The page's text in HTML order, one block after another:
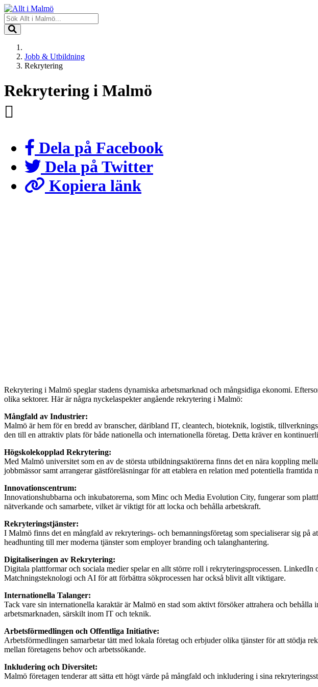
Jobb & Utbildning
Rekrytering
Rekrytering i Malmö
Dela på Facebook
Dela på Twitter
Kopiera länk
Rekrytering i Malmö speglar stadens dynamiska arbetsmarknad och mångsidiga ekonomi.
olika sektorer. Här är några nyckelaspekter angående rekrytering i Malmö:
Mångfald av Industrier:
Malmö är hem för en bredd av branscher, däribland IT, cleantech, bioteknik, logistik,
den till en attraktiv plats för både nationella och internationella företag. Detta kräver en
Högskolekopplad Rekrytering:
Med Malmö universitet som en av de största utbildningsaktörerna finns det en nära koppling
jobbmässor samt arrangerar gästföreläsningar för att etablera en relation med potentiella framtida
Innovationscentrum:
Innovationshubbarna och inkubatorerna, som Minc och Media Evolution City, fungerar som
nätverkande och samarbete, vilket är viktigt för att locka och behålla arbetskraft.
Rekryteringstjänster:
I Malmö finns det en mångfald av rekryterings- och bemanningsföretag som specialiserar sig
headhunting till mer moderna tjänster som employer branding och talanghantering.
Digitaliseringen av Rekrytering:
Digitala plattformar och sociala medier spelar en allt större roll i rekryteringsprocessen.
Matchningsteknologi och AI för att förbättra sökprocessen har också blivit allt viktigare.
Internationella Talanger:
Tack vare sin internationella karaktär är Malmö en stad som aktivt försöker attrahera och
arbetsmarknaden, särskilt inom IT och teknik.
Arbetsförmedlingen och Offentliga Initiative:
Arbetsförmedlingen samarbetar tätt med lokala företag och erbjuder olika tjänster för att stödja
mellan företagens behov och arbetssökande.
Inkludering och Diversitet:
Malmö företagen tenderar att sätta ett högt värde på mångfald och inkludering i sina